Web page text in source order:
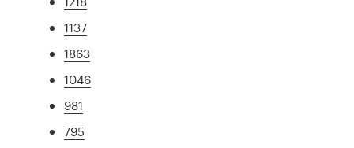
1137
1863
1046
981
795